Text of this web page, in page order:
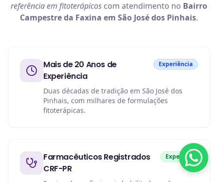
referência em fitoterápicos com atendimento no Bairro
Campestre da Faxina em São José dos Pinhais.
Mais de 20 Anos de
Experiência
Experiência
Duas décadas de tradição em São José dos
Pinhais, com milhares de formulações
fitoterápicas.
Farmacêuticos Registrados
CRF-PR
Expertise